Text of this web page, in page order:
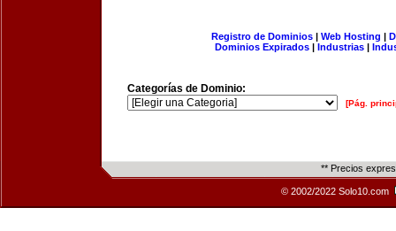
Registro de Dominios| Web Hosting |
Dominios Expirados | Industrias |
Categorías de Dominio:
[Pág.
** Precios
© 2002/2022 Solo10.com